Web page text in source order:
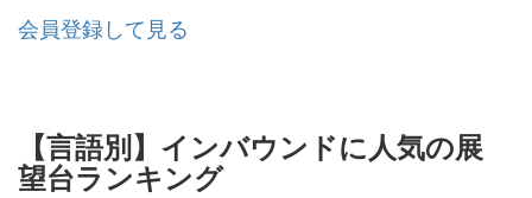
会員登録して見る
【言語別】インバウンドに人気の展
望台ランキング